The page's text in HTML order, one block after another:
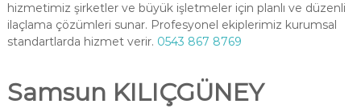
hizmetimiz şirketler ve büyük işletmeler için planlı ve düzenli
ilaçlama çözümleri sunar. Profesyonel ekiplerimiz kurumsal
standartlarda hizmet verir. 0543 867 8769
Samsun KILIÇGÜNEY